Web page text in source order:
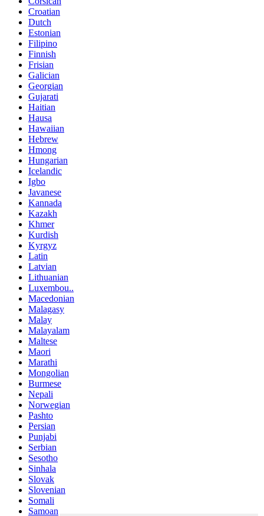
Croatian
Dutch
Estonian
Filipino
Finnish
Frisian
Galician
Georgian
Gujarati
Haitian
Hausa
Hawaiian
Hebrew
Hmong
Hungarian
Icelandic
Igbo
Javanese
Kannada
Kazakh
Khmer
Kurdish
Kyrgyz
Latin
Latvian
Lithuanian
Luxembou..
Macedonian
Malagasy
Malay
Malayalam
Maltese
Maori
Marathi
Mongolian
Burmese
Nepali
Norwegian
Pashto
Persian
Punjabi
Serbian
Sesotho
Sinhala
Slovak
Slovenian
Somali
Samoan